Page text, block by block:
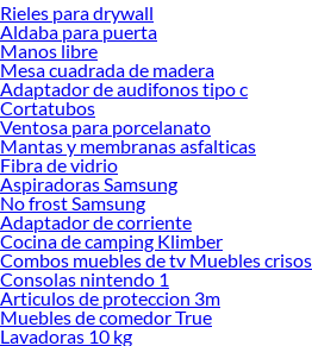
necesario para cada uno de tus proyectos en
garantía.
Precios de Espátulas y frotachos en
Si buscar ahorrar, estás en la tienda correcta
nuestra política de precios bajos garantizados
no dudes más y compra online este producto
termines tu proyecto al 100% a un costo
opciones de delivery o recojo en tienda.
Las mejores marcas de Espátulas y
Sabemos que la calidad, confianza y seguridad
momento de decidir qué modelo comprar, por
oferta de marcas prestigiosas y reconocidas en
manera, inviertes en durabilidad, rendimiento,
Rieles para drywall
Aldaba para puerta
Manos libre
Mesa cuadrada de madera
Adaptador de audifonos tipo c
Cortatubos
Ventosa para porcelanato
Mantas y membranas asfalticas
Fibra de vidrio
Aspiradoras Samsung
No frost Samsung
Adaptador de corriente
Cocina de camping Klimber
Combos muebles de tv Muebles
Consolas nintendo 1
Articulos de proteccion 3m
Muebles de comedor True
Lavadoras 10 kg